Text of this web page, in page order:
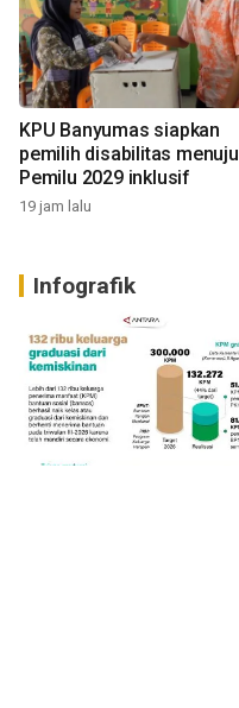
KPU Banyumas siapkan
pemilih disabilitas menuju
Pemilu 2029 inklusif
19 jam lalu
Infografik